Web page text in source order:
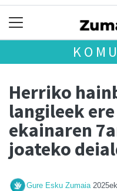
Herriko
langileek
ekainaren
joateko
Gure Esku Zumaia